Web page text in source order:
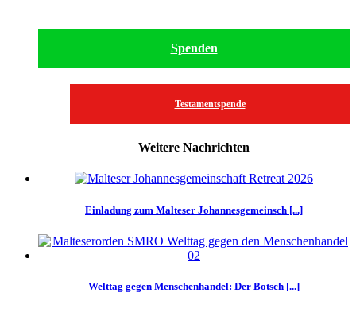
Spenden
Testamentspende
Weitere Nachrichten
Einladung zum Malteser Johannesgemeinsch [...]
Welttag gegen Menschenhandel: Der Botsch [...]